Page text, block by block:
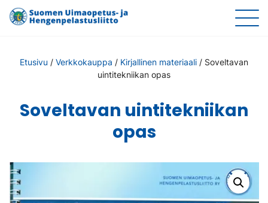
Etusivu / Verkkokauppa / Kirjallinen materiaali / Soveltavan
uintitekniikan opas
Soveltavan uintitekniikan
opas